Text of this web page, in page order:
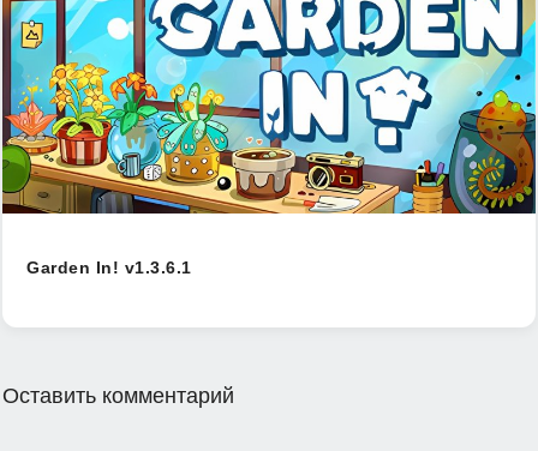
Garden In! v1.3.6.1
Оставить комментарий